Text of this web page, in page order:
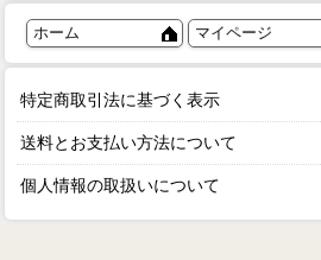
ホーム マイページ
特定商取引法に基づく表示
送料とお支払い方法について
個人情報の取扱いについて